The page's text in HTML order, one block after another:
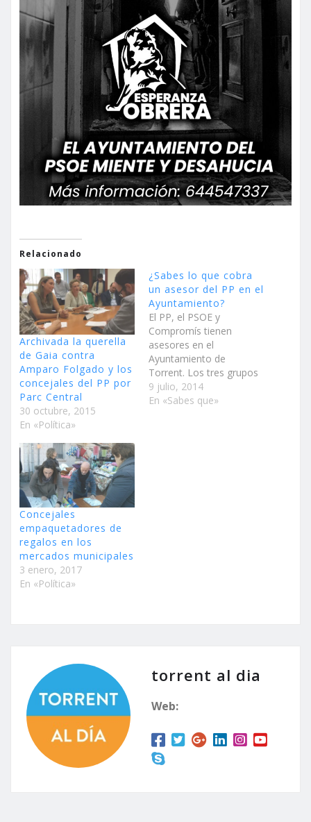
Relacionado
Archivada la querella
de Gaia contra
Amparo Folgado y los
concejales del PP por
Parc Central
30 octubre, 2015
En «Política»
¿Sabes lo que cobra
un asesor del PP en el
Ayuntamiento?
El PP, el PSOE y
Compromís tienen
asesores en el
Ayuntamiento de
Torrent. Los tres grupos
con representación
municipal disponen de un
9 julio, 2014
En «Sabes que»
Concejales
empaquetadores de
regalos en los
mercados municipales
3 enero, 2017
En «Política»
torrent al dia
Web: